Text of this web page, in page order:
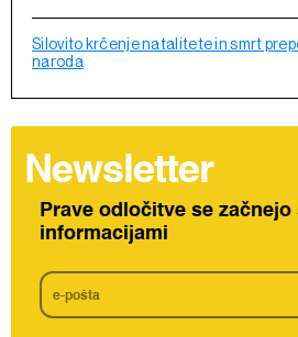
Silovito krčenje natalitete in smrt
naroda
Newsletter
Prave odločitve se
informacijami